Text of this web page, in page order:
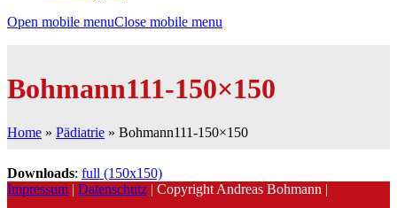
Open mobile menuClose mobile menu
Bohmann111-150×150
Home » Pädiatrie » Bohmann111-150×150
Downloads: full (150x150)
Impressum | Datenschutz | Copyright Andreas Bohmann |